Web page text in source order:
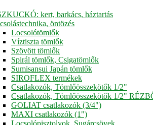
kert, barkács, háztartás
öntözés
Locsolótömlők
Víztiszta tömlők
Szövött tömlők
Spirál tömlők, Csigatömlők
Sumisansui Japán tömlők
SIROFLEX termékek
Csatlakozók, Tömlőösszekötők 1/2"
Csatlakozók, Tömlőösszekötők 1/2"
GOLIAT csatlakozók (3/4")
MAXI csatlakozók (1")
Locsolópisztolyok, Sugárcsövek